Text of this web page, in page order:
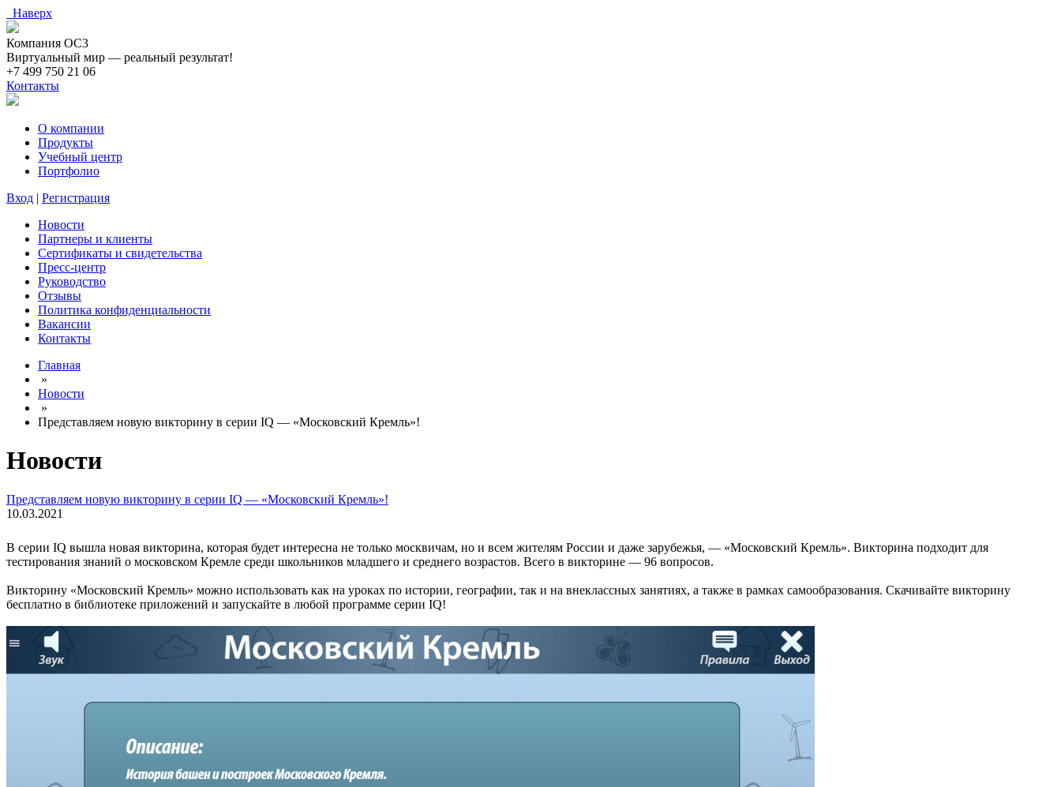
Наверх
Компания ОС3
Виртуальный мир — реальный результат!
+7 499 750 21 06
Контакты
О компании
Продукты
Учебный центр
Портфолио
Вход | Регистрация
Новости
Партнеры и клиенты
Сертификаты и свидетельства
Пресс-центр
Руководство
Отзывы
Политика конфиденциальности
Вакансии
Контакты
Главная
»
Новости
»
Представляем новую викторину в серии IQ — «Московский Кремль»!
Новости
Представляем новую викторину в серии IQ — «Московский Кремль»!
10.03.2021
В серии IQ вышла новая викторина, которая будет интересна не только москвичам, но и всем жителям России и даже зарубежья, — «Московский Кремль». Викторина подходит для
тестирования знаний о московском Кремле среди школьников младшего и среднего возрастов. Всего в викторине — 96 вопросов.
Викторину «Московский Кремль» можно использовать как на уроках по истории, географии, так и на внеклассных занятиях, а также в рамках самообразования. Скачивайте викторину
бесплатно в библиотеке приложений и запускайте в любой программе серии IQ!